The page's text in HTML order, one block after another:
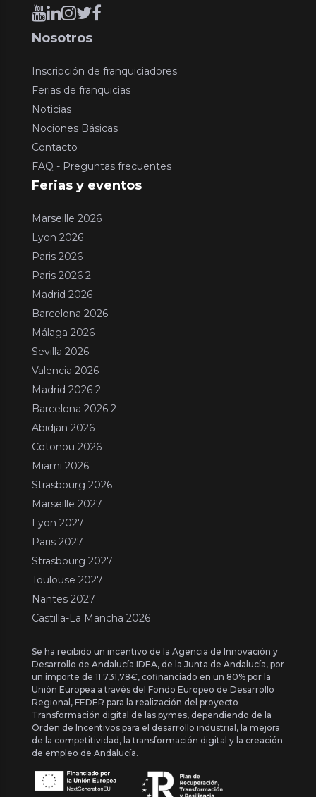
Nosotros
Inscripción de franquiciadores
Ferias de franquicias
Noticias
Nociones Básicas
Contacto
FAQ - Preguntas frecuentes
Ferias y eventos
Marseille 2026
Lyon 2026
Paris 2026
Paris 2026 2
Madrid 2026
Barcelona 2026
Málaga 2026
Sevilla 2026
Valencia 2026
Madrid 2026 2
Barcelona 2026 2
Abidjan 2026
Cotonou 2026
Miami 2026
Strasbourg 2026
Marseille 2027
Lyon 2027
Paris 2027
Strasbourg 2027
Toulouse 2027
Nantes 2027
Castilla-La Mancha 2026
Se ha recibido un incentivo de la Agencia de Innovación y
Desarrollo de Andalucía IDEA, de la Junta de Andalucía, por
un importe de 11.731,78€, cofinanciado en un 80% por la
Unión Europea a través del Fondo Europeo de Desarrollo
Regional, FEDER para la realización del proyecto
Transformación digital de las pymes, dependiendo de la
Orden de Incentivos para el desarrollo industrial, la mejora
de la competitividad, la transformación digital y la creación
de empleo de Andalucía.